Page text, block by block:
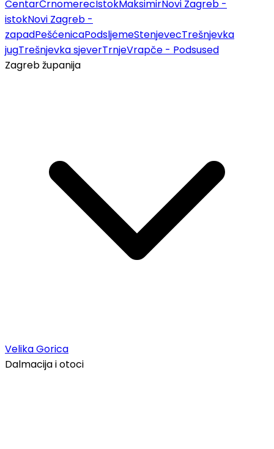
CentarČrnomerecIstokMaksimirNovi Zagreb -
istokNovi Zagreb -
zapadPešćenicaPodsljemeStenjevecTrešnjevka
jugTrešnjevka sjeverTrnjeVrapče - Podsused
Zagreb županija
Velika Gorica
Dalmacija i otoci